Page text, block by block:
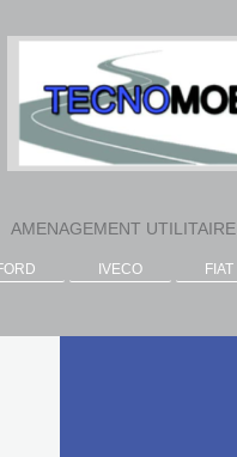
AMENAGEMENT UTILITAIRE
IVECO FIAT